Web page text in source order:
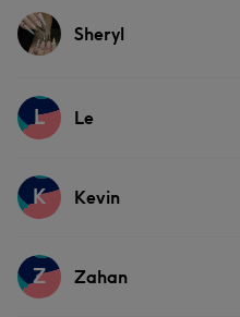
Sheryl
Services
L Le
Services
K Kevin
Services
Z Zahan